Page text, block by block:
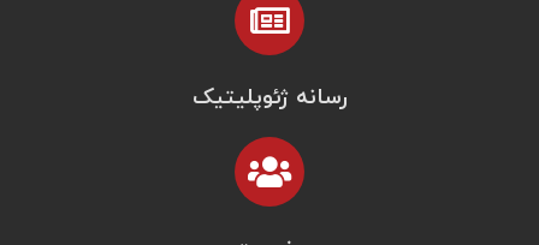
رسانه ژئوپلیتیک